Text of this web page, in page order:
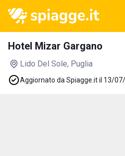
Hotel Mizar Gargano
Lido Del Sole, Puglia
Aggiornato da Spiagge.it il 13/